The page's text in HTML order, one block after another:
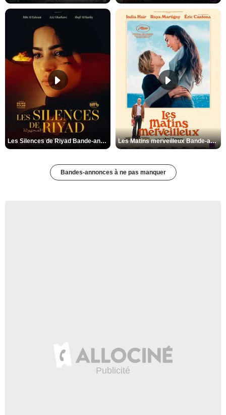
Les Silences de Riyad Bande-annonce VO STFR Les Matins merveilleux Bande-annonce VF
Bandes-annonces à ne pas manquer